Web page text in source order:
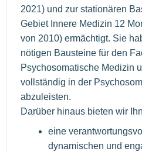
2021) und zur stationären
Gebiet Innere Medizin 12
von 2010) ermächtigt. Sie
nötigen Bausteine für den
Psychosomatische Medizin
vollständig in der
abzuleisten.
Darüber hinaus bieten wir
eine
dynamischen und